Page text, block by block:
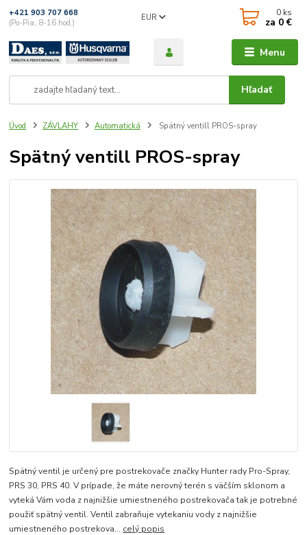
Menu
EUR
Hľadať
+421 903 707 668
(Po-Pia, 8-16 hod.)
0 ks
za 0 €
Úvod ZÁVLAHY Automatická Spätný ventill PROS-spray
Spätný ventill PROS-spray
Spätný ventil je určený pre postrekovače značky Hunter rady Pro-Spray,
PRS 30, PRS 40. V prípade, že máte nerovný terén s väčším sklonom a
vyteká Vám voda z najnižšie umiestneného postrekovača tak je potrebné
použiť spätný ventil. Ventil zabraňuje vytekaniu vody z najnižšie
umiestneného postrekova... celý popis